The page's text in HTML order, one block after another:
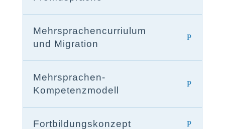
Mehrsprachencurriulum
und Migration
Mehrsprachen-
Kompetenzmodell
Fortbildungskonzept